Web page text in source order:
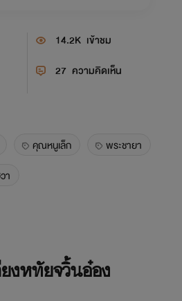
14.2K เข้าชม
27 ความคิดเห็น
คุณหนูเล็ก
พระชายา
า
งหทัยจวิ้นอ๋อง